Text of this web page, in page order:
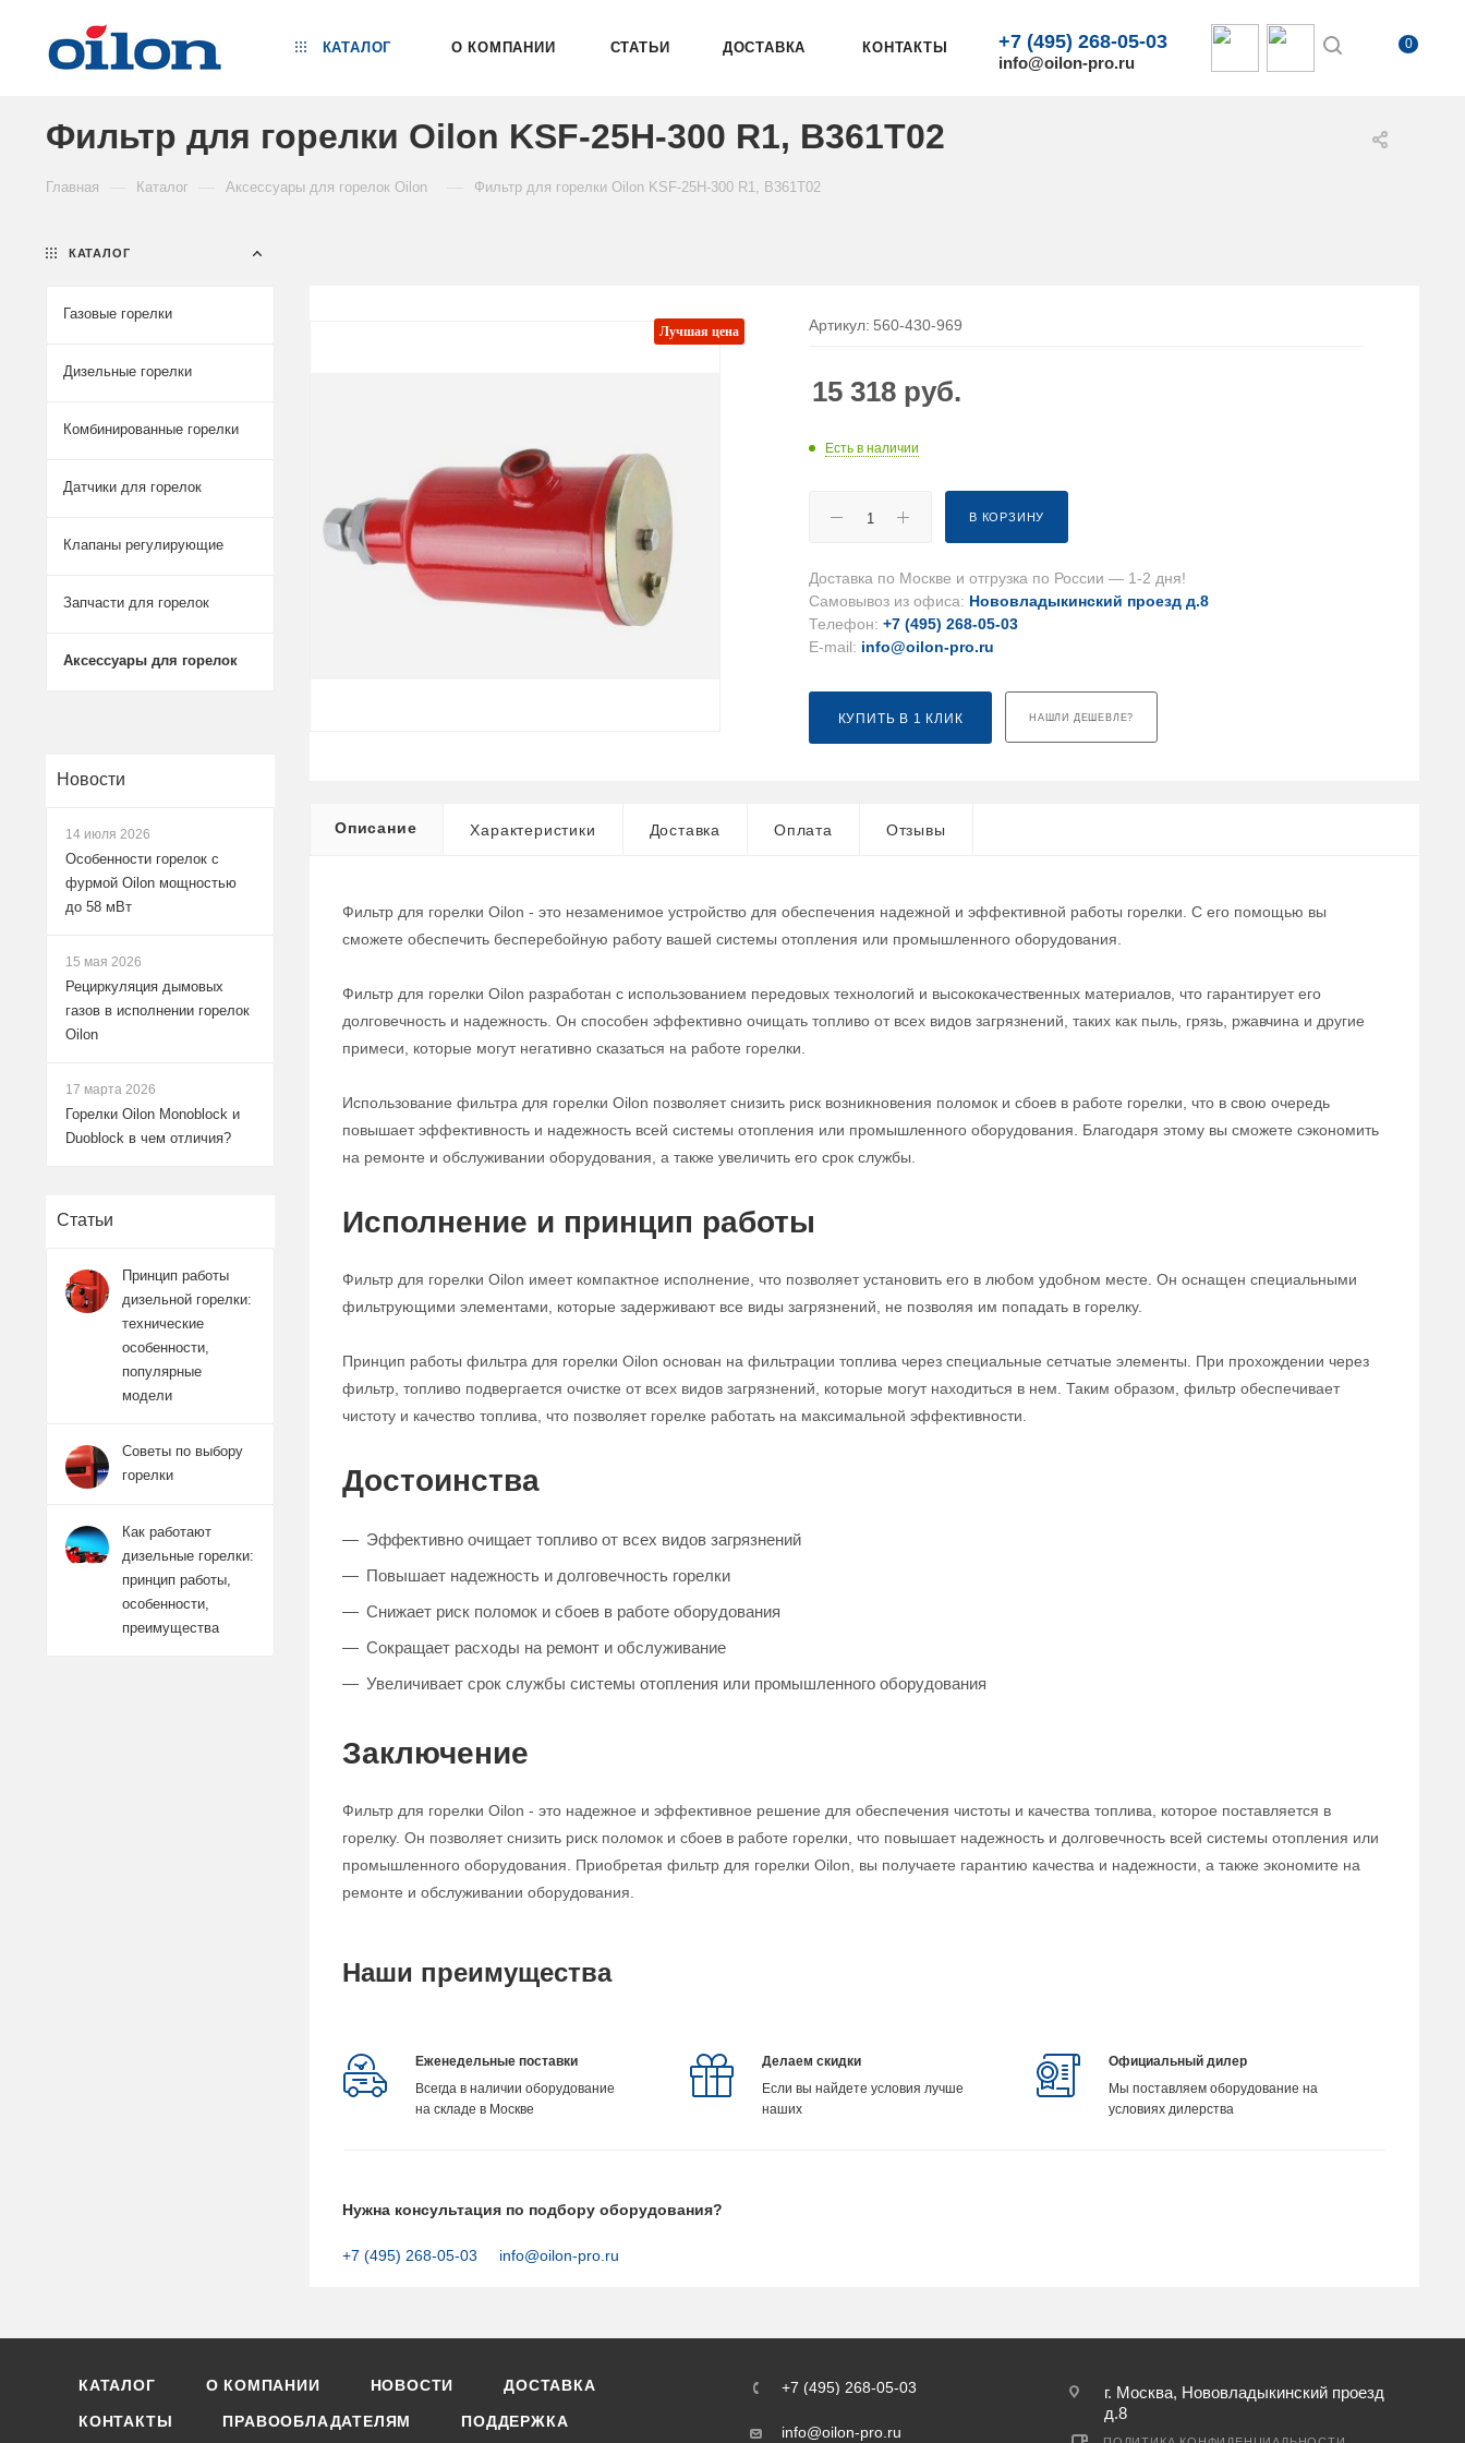
КАТАЛОГ О КОМПАНИИ СТАТЬИ ДОСТАВКА КОНТАКТЫ +7 (495) 268-05-03
info@oilon-pro.ru
0
Фильтр для горелки Oilon KSF-25H-300 R1, B361T02
Главная Каталог Аксессуары для горелок Oilon Фильтр для горелки Oilon KSF-25H-300 R1, B361T02
Лучшая цена Артикул: 560-430-969
15 318 руб.
Есть в наличии
В КОРЗИНУ
Доставка по Москве и отгрузка по России — 1-2 дня!
Самовывоз из офиса: Нововладыкинский проезд д.8
Телефон:+7 (495) 268-05-03
E-mail: info@oilon-pro.ru
КУПИТЬ В 1 КЛИК НАШЛИ ДЕШЕВЛЕ?
Описание Характеристики Доставка Оплата Отзывы
Фильтр для горелки Oilon - это незаменимое устройство для обеспечения надежной и эффективной работы горелки. С его помощью вы
сможете обеспечить бесперебойную работу вашей системы отопления или промышленного оборудования.
Фильтр для горелки Oilon разработан с использованием передовых технологий и высококачественных материалов, что гарантирует его
долговечность и надежность. Он способен эффективно очищать топливо от всех видов загрязнений, таких как пыль, грязь, ржавчина и другие
примеси, которые могут негативно сказаться на работе горелки.
Использование фильтра для горелки Oilon позволяет снизить риск возникновения поломок и сбоев в работе горелки, что в свою очередь
повышает эффективность и надежность всей системы отопления или промышленного оборудования. Благодаря этому вы сможете сэкономить
на ремонте и обслуживании оборудования, а также увеличить его срок службы.
Исполнение и принцип работы
Фильтр для горелки Oilon имеет компактное исполнение, что позволяет установить его в любом удобном месте. Он оснащен специальными
фильтрующими элементами, которые задерживают все виды загрязнений, не позволяя им попадать в горелку.
Принцип работы фильтра для горелки Oilon основан на фильтрации топлива через специальные сетчатые элементы. При прохождении через
фильтр, топливо подвергается очистке от всех видов загрязнений, которые могут находиться в нем. Таким образом, фильтр обеспечивает
чистоту и качество топлива, что позволяет горелке работать на максимальной эффективности.
Достоинства
Эффективно очищает топливо от всех видов загрязнений
Повышает надежность и долговечность горелки
Снижает риск поломок и сбоев в работе оборудования
Сокращает расходы на ремонт и обслуживание
Увеличивает срок службы системы отопления или промышленного оборудования
Заключение
Фильтр для горелки Oilon - это надежное и эффективное решение для обеспечения чистоты и качества топлива, которое поставляется в
горелку. Он позволяет снизить риск поломок и сбоев в работе горелки, что повышает надежность и долговечность всей системы отопления или
промышленного оборудования. Приобретая фильтр для горелки Oilon, вы получаете гарантию качества и надежности, а также экономите на
ремонте и обслуживании оборудования.
Наши преимущества
Еженедельные поставки
Всегда в наличии оборудование
на складе в Москве
Делаем скидки
Если вы найдете условия лучше
наших
Официальный дилер
Мы поставляем оборудование на
условиях дилерства
Нужна консультация по подбору оборудования?
+7 (495) 268-05-03 info@oilon-pro.ru
КАТАЛОГ
Газовые горелки
Дизельные горелки
Комбинированные горелки
Датчики для горелок
Клапаны регулирующие
Запчасти для горелок
Аксессуары для горелок
Новости
14 июля 2026
Особенности горелок с
фурмой Oilon мощностью
до 58 мВт
15 мая 2026
Рециркуляция дымовых
газов в исполнении горелок
Oilon
17 марта 2026
Горелки Oilon Monoblock и
Duoblock в чем отличия?
Статьи
Принцип работы
дизельной горелки:
технические
особенности,
популярные
модели
Советы по выбору
горелки
Как работают
дизельные горелки:
принцип работы,
особенности,
преимущества
КАТАЛОГ О КОМПАНИИ НОВОСТИ ДОСТАВКА
КОНТАКТЫ ПРАВООБЛАДАТЕЛЯМ ПОДДЕРЖКА
+7 (495) 268-05-03
info@oilon-pro.ru
г. Москва, Нововладыкинский проезд
д.8